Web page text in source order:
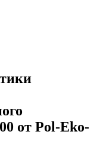
от Pol-Eko-